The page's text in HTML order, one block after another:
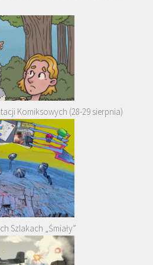
Komiksowych (28-29 sierpnia)
Szlakach „Śmiały”